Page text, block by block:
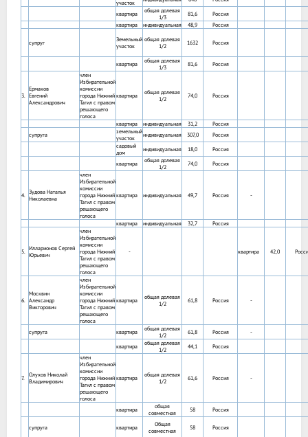
участок
квартира
общая долевая
1/3
81,6
Россия
квартира
индивидуальная 48,9 Россия
супруг
Земельный
участок
общая долевая
1/2
1632 Россия
квартира
общая долевая
1/3
81,6 Россия
3.
Ермаков
Евгений
Александрович
член
Избирательной
комиссии
города Нижний
Тагил с правом
решающего
голоса
квартира
общая долевая
1/2
74,0 Россия
квартира индивидуальная 31,2
Россия
супруга
земельный
участок
индивидуальная 307,0
Россия
садовый
дом
индивидуальная 18,0 Россия
квартира
общая долевая
1/2
74,0 Россия
4.
Зудова Наталья
Николаевна
член
Избирательной
комиссии
города Нижний
Тагил с правом
решающего
голоса
квартира индивидуальная 49,7 Россия -
квартира индивидуальная 32,7 Россия
5.
Илларионов Сергей
Юрьевич
член
Избирательной
комиссии
города Нижний
Тагил с правом
решающего
голоса
- квартира 42,0
6.
Москвин
Александр
Викторович
член
Избирательной
комиссии
города Нижний
Тагил с правом
решающего
голоса
квартира
общая долевая
1/2
61,8 Россия -
супруга квартира
общая долевая
1/2
61,8 Россия -
квартира
общая долевая
1/2
44,1 Россия
7.
Олухов Николай
Владимирович
член
Избирательной
комиссии
города Нижний
Тагил с правом
решающего
голоса
квартира
общая долевая
1/2
61,6 Россия -
квартира
общая
совместная
58 Россия
супруга квартира
Общая
совместная
58 Россия